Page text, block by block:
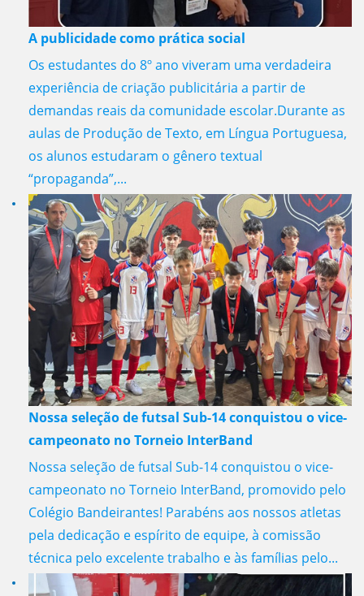
A publicidade como prática social
Os estudantes do 8º ano viveram uma verdadeira
experiência de criação publicitária a partir de
demandas reais da comunidade escolar.Durante as
aulas de Produção de Texto, em Língua Portuguesa,
os alunos estudaram o gênero textual
“propaganda”,...
Nossa seleção de futsal Sub-14 conquistou o vice-
campeonato no Torneio InterBand
Nossa seleção de futsal Sub-14 conquistou o vice-
campeonato no Torneio InterBand, promovido pelo
Colégio Bandeirantes! Parabéns aos nossos atletas
pela dedicação e espírito de equipe, à comissão
técnica pelo excelente trabalho e às famílias pelo...